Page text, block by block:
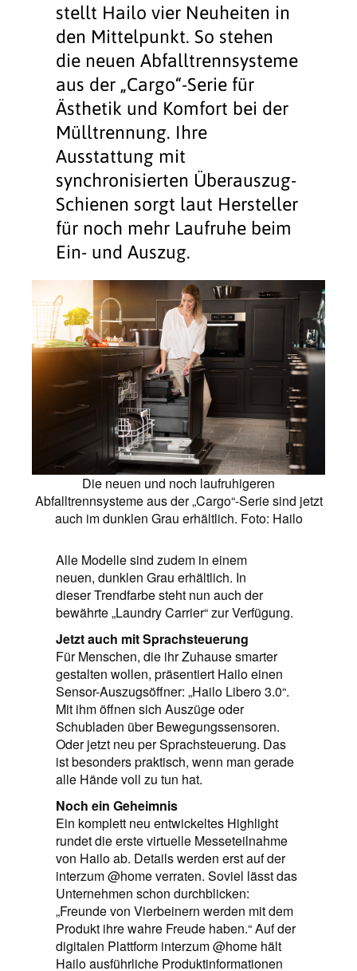
stellt Hailo vier Neuheiten in
den Mittelpunkt. So stehen
die neuen Abfalltrennsysteme
aus der „Cargo“-Serie für
Ästhetik und Komfort bei der
Mülltrennung. Ihre
Ausstattung mit
synchronisierten Überauszug-
Schienen sorgt laut Hersteller
für noch mehr Laufruhe beim
Ein- und Auszug.
Die neuen und noch laufruhigeren
Abfalltrennsysteme aus der „Cargo“-Serie sind jetzt
auch im dunklen Grau erhältlich. Foto: Hailo
Alle Modelle sind zudem in einem
neuen, dunklen Grau erhältlich. In
dieser Trendfarbe steht nun auch der
bewährte „Laundry Carrier“ zur Verfügung.
Jetzt auch mit Sprachsteuerung
Für Menschen, die ihr Zuhause smarter
gestalten wollen, präsentiert Hailo einen
Sensor-Auszugsöffner: „Hailo Libero 3.0“.
Mit ihm öffnen sich Auszüge oder
Schubladen über Bewegungssensoren.
Oder jetzt neu per Sprachsteuerung. Das
ist besonders praktisch, wenn man gerade
alle Hände voll zu tun hat.
Noch ein Geheimnis
Ein komplett neu entwickeltes Highlight
rundet die erste virtuelle Messeteilnahme
von Hailo ab. Details werden erst auf der
interzum @home verraten. Soviel lässt das
Unternehmen schon durchblicken:
„Freunde von Vierbeinern werden mit dem
Produkt ihre wahre Freude haben.“ Auf der
digitalen Plattform interzum @home hält
Hailo ausführliche Produktinformationen